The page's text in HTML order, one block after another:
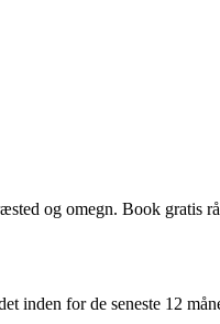
og omegn. Book gratis
inden for de seneste 12